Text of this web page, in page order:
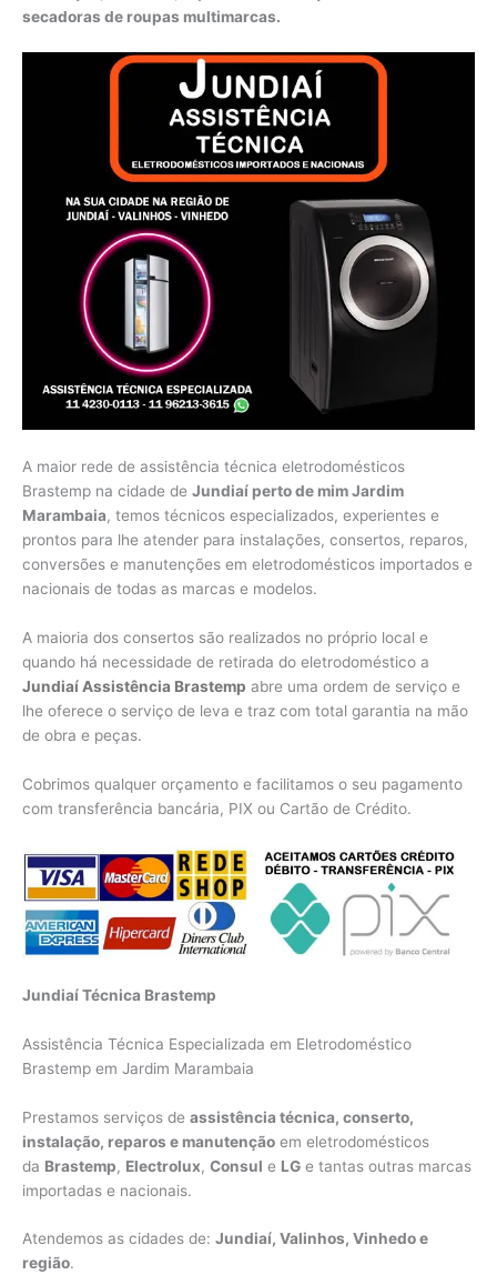
secadoras de roupas multimarcas.
A maior rede de assistência técnica eletrodomésticos
Brastemp na cidade de Jundiaí perto de mim Jardim
Marambaia, temos técnicos especializados, experientes e
prontos para lhe atender para instalações, consertos, reparos,
conversões e manutenções em eletrodomésticos importados e
nacionais de todas as marcas e modelos.
A maioria dos consertos são realizados no próprio local e
quando há necessidade de retirada do eletrodoméstico a
Jundiaí Assistência Brastemp abre uma ordem de serviço e
lhe oferece o serviço de leva e traz com total garantia na mão
de obra e peças.
Cobrimos qualquer orçamento e facilitamos o seu pagamento
com transferência bancária, PIX ou Cartão de Crédito.
Jundiaí Técnica Brastemp
Assistência Técnica Especializada em Eletrodoméstico
Brastemp em Jardim Marambaia
Prestamos serviços de assistência técnica, conserto,
instalação, reparos e manutenção em eletrodomésticos
da Brastemp, Electrolux, Consul e LG e tantas outras marcas
importadas e nacionais.
Atendemos as cidades de: Jundiaí, Valinhos, Vinhedo e
região.